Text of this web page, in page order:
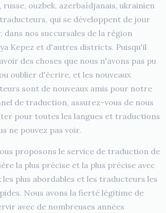
russe, ouzbek, azerbaïdjanais, ukrainien
qui se développent de jour
dans nos succursales de la région
Kepez et d'autres districts. Puisqu'il
des choses que nous n'avons pas pu
oublier d'écrire, et les nouveaux
sont de nouveaux amis pour notre
de traduction, assurez-vous de nous
pour toutes les langues et traductions
ne pouvez pas voir.
proposons le service de traduction de
la plus précise et la plus précise avec
les plus abordables et les traducteurs les
Nous avons la fierté légitime de
avec de nombreuses années